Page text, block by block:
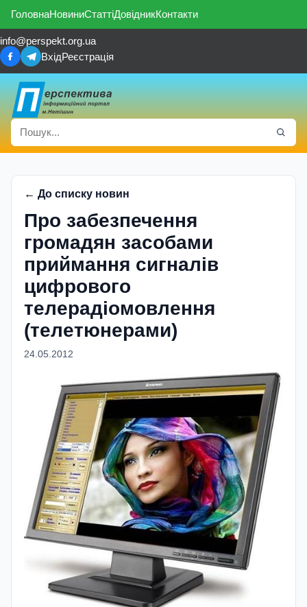
ГоловнаНовиниСтаттіДовідникКонтакти
info@perspekt.org.ua
ВхідРеєстрація
← До списку новин
Про забезпечення
громадян засобами
приймання сигналів
цифрового
телерадіомовлення
(телетюнерами)
24.05.2012